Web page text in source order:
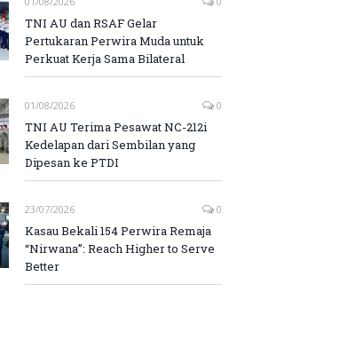
TNI AU dan RSAF Gelar
Pertukaran Perwira Muda untuk
Perkuat Kerja Sama Bilateral
01/08/2026 0
TNI AU Terima Pesawat NC-212i
Kedelapan dari Sembilan yang
Dipesan ke PTDI
23/07/2026 0
Kasau Bekali 154 Perwira Remaja
“Nirwana”: Reach Higher to Serve
Better